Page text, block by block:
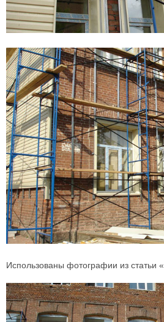
Использованы фотографии из статьи «